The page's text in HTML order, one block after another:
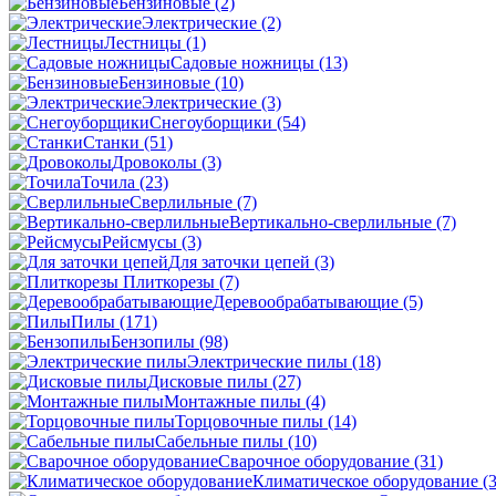
Электрические (2)
Лестницы (1)
Садовые ножницы (13)
Бензиновые (10)
Электрические (3)
Снегоуборщики (54)
Станки (51)
Дровоколы (3)
Точила (23)
Сверлильные (7)
Вертикально-сверлильные (7)
Рейсмусы (3)
Для заточки цепей (3)
Плиткорезы (7)
Деревообрабатывающие (5)
Пилы (171)
Бензопилы (98)
Электрические пилы (18)
Дисковые пилы (27)
Монтажные пилы (4)
Торцовочные пилы (14)
Сабельные пилы (10)
Сварочное оборудование (31)
Климатическое оборудование